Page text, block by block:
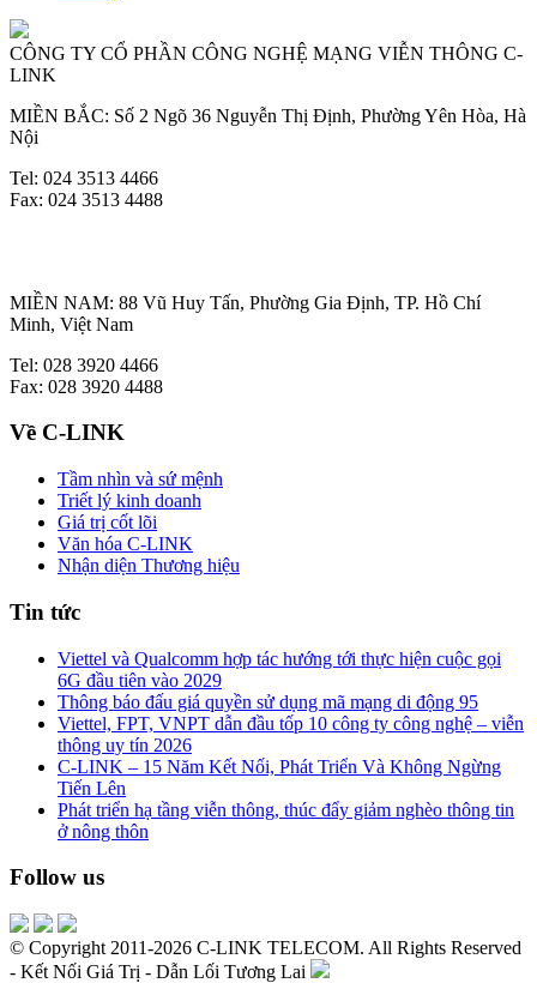
CÔNG TY CỔ PHẦN CÔNG NGHỆ MẠNG VIỄN THÔNG C-
LINK
MIỀN BẮC: Số 2 Ngõ 36 Nguyễn Thị Định, Phường Yên Hòa, Hà
Nội
Tel: 024 3513 4466
Fax: 024 3513 4488
MIỀN NAM: 88 Vũ Huy Tấn, Phường Gia Định, TP. Hồ Chí
Minh, Việt Nam
Tel: 028 3920 4466
Fax: 028 3920 4488
Về C-LINK
Tầm nhìn và sứ mệnh
Triết lý kinh doanh
Giá trị cốt lõi
Văn hóa C-LINK
Nhận diện Thương hiệu
Tin tức
Viettel và Qualcomm hợp tác hướng tới thực hiện cuộc gọi
6G đầu tiên vào 2029
Thông báo đấu giá quyền sử dụng mã mạng di động 95
Viettel, FPT, VNPT dẫn đầu tốp 10 công ty công nghệ – viễn
thông uy tín 2026
C-LINK – 15 Năm Kết Nối, Phát Triển Và Không Ngừng
Tiến Lên
Phát triển hạ tầng viễn thông, thúc đẩy giảm nghèo thông tin
ở nông thôn
Follow us
© Copyright 2011-2026 C-LINK TELECOM. All Rights Reserved
- Kết Nối Giá Trị - Dẫn Lối Tương Lai